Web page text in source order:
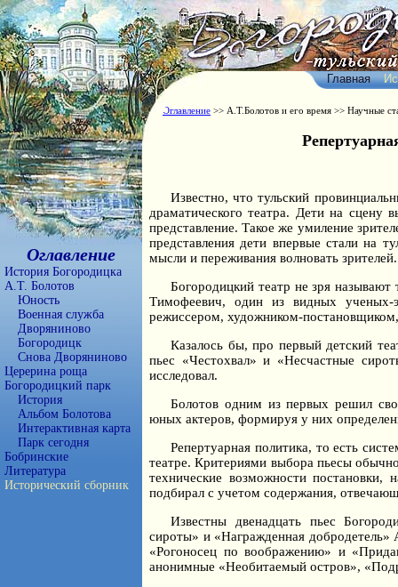
Оглавление
История Богородицка
А.Т. Болотов
Юность
Военная служба
Дворяниново
Богородицк
Снова Дворяниново
Церерина роща
Богородицкий парк
История
Альбом Болотова
Интерактивная карта
Парк сегодня
Бобринские
Литература
Исторический сборник
Главная
Оглавление >> А.Т.Болотов и его время >> Научные
Известно, что тульский
драматического театра. Дети на сцену
представление. Такое же умиление
представления дети впервые стали на
мысли и переживания волновать зрителей.
Богородицкий театр не зря
Тимофеевич, один из видных ученых-
режиссером, художником-
Казалось бы, про первый детский
пьес «Честохвал» и «Несчастные
исследовал.
Болотов одним из первых решил
юных актеров, формируя у них
Репертуарная политика, то есть
театре. Критериями выбора пьесы
технические возможности постановки,
подбирал с учетом содержания,
Известны двенадцать пьес
сироты» и «Награжденная
«Рогоносец по воображению» и
анонимные «Необитаемый остров»,